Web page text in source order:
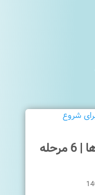
بهترین رژیم خام برای سگ ها | 6 مرحله